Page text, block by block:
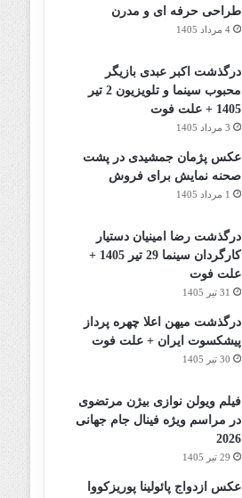
طراحی حرفه‌ ای و مدرن
4 مرداد 1405
درگذشت اکبر عبدی بازیگر
محبوب سینما و تلویزیون 2 تیر
1405 + علت فوت
3 مرداد 1405
عکس پژمان جمشیدی در پشت
صحنه نمایش برای فروش
1 مرداد 1405
درگذشت رضا امینیان دستیار
کارگردان سینما 29 تیر 1405 +
علت فوت
31 تیر 1405
درگذشت میهن اعلا چهره پرداز
پیشکسوت ایران + علت فوت
30 تیر 1405
فیلم ویولن نوازی بیژن مرتضوی
در مراسم ویژه فینال جام جهانی
2026
29 تیر 1405
عکس ازدواج پائولینا پوریزکووا